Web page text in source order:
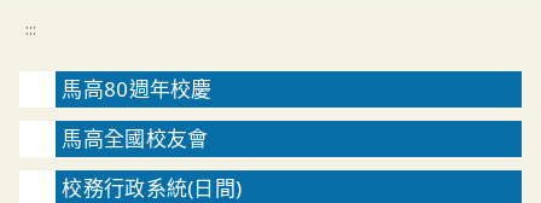
:::
馬高80週年校慶
馬高全國校友會
校務行政系統(日間)